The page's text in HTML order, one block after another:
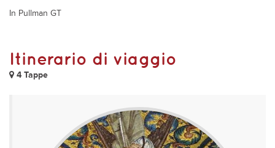
In Pullman GT
Itinerario di viaggio
4 Tappe